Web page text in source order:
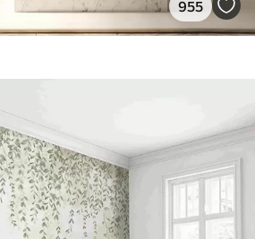
955